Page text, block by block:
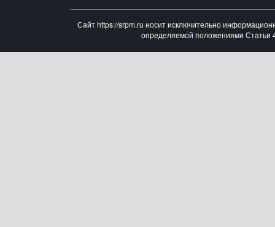
Сайт https://srpm.ru носит исключительно
определяемой положениями Статьи